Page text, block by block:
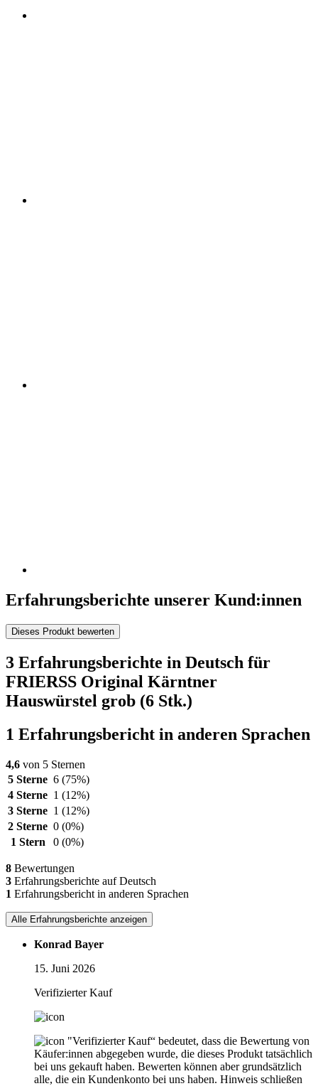
Erfahrungsberichte unserer Kund:innen
Dieses Produkt bewerten
3 Erfahrungsberichte in Deutsch für
FRIERSS Original Kärntner
Hauswürstel grob (6 Stk.)
1 Erfahrungsbericht in anderen Sprachen
4,6 von 5 Sternen
5 Sterne 6 (75%)
4 Sterne 1 (12%)
3 Sterne 1 (12%)
2 Sterne 0 (0%)
1 Stern
0 (0%)
8 Bewertungen
3 Erfahrungsberichte auf Deutsch
1 Erfahrungsbericht in anderen Sprachen
Alle Erfahrungsberichte anzeigen
Konrad Bayer
15. Juni 2026
Verifizierter Kauf
"Verifizierter Kauf“ bedeutet, dass die Bewertung von
Käufer:innen abgegeben wurde, die dieses Produkt tatsächlich
bei uns gekauft haben. Bewerten können aber grundsätzlich
alle, die ein Kundenkonto bei uns haben. Hinweis schließen